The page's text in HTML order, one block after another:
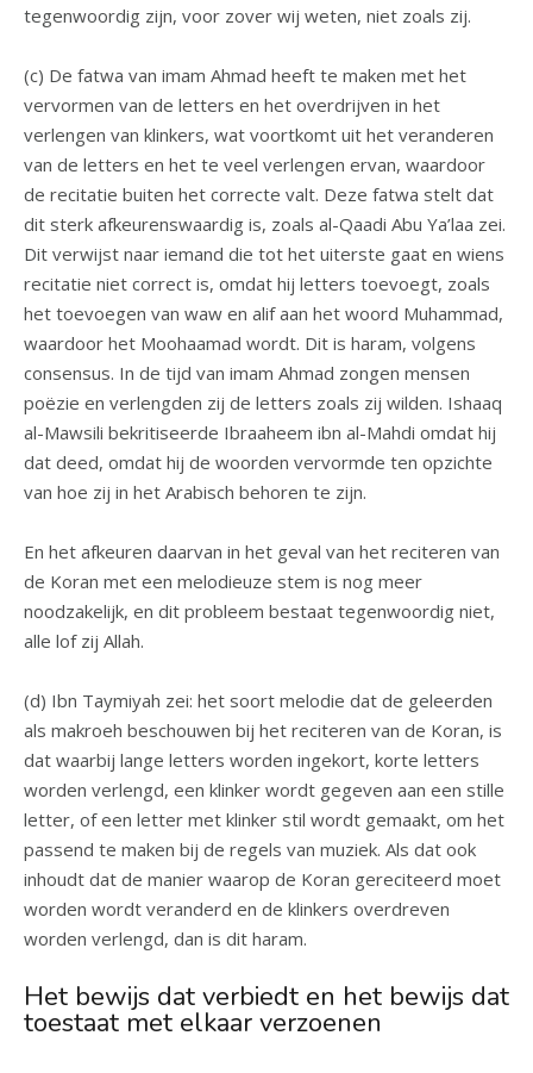
tegenwoordig zijn, voor zover wij weten, niet zoals zij.
(c) De fatwa van imam Ahmad heeft te maken met het
vervormen van de letters en het overdrijven in het
verlengen van klinkers, wat voortkomt uit het veranderen
van de letters en het te veel verlengen ervan, waardoor
de recitatie buiten het correcte valt. Deze fatwa stelt dat
dit sterk afkeurenswaardig is, zoals al-Qaadi Abu Ya’laa zei.
Dit verwijst naar iemand die tot het uiterste gaat en wiens
recitatie niet correct is, omdat hij letters toevoegt, zoals
het toevoegen van waw en alif aan het woord Muhammad,
waardoor het Moohaamad wordt. Dit is haram, volgens
consensus. In de tijd van imam Ahmad zongen mensen
poëzie en verlengden zij de letters zoals zij wilden. Ishaaq
al-Mawsili bekritiseerde Ibraaheem ibn al-Mahdi omdat hij
dat deed, omdat hij de woorden vervormde ten opzichte
van hoe zij in het Arabisch behoren te zijn.
En het afkeuren daarvan in het geval van het reciteren van
de Koran met een melodieuze stem is nog meer
noodzakelijk, en dit probleem bestaat tegenwoordig niet,
alle lof zij Allah.
(d) Ibn Taymiyah zei: het soort melodie dat de geleerden
als makroeh beschouwen bij het reciteren van de Koran, is
dat waarbij lange letters worden ingekort, korte letters
worden verlengd, een klinker wordt gegeven aan een stille
letter, of een letter met klinker stil wordt gemaakt, om het
passend te maken bij de regels van muziek. Als dat ook
inhoudt dat de manier waarop de Koran gereciteerd moet
worden wordt veranderd en de klinkers overdreven
worden verlengd, dan is dit haram.
Het bewijs dat verbiedt en het bewijs dat
toestaat met elkaar verzoenen